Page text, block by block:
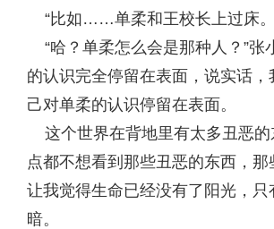
“比如……单柔和王校长上过床
“哈？单柔怎么会是那种人？”张
的认识完全停留在表面，说实话，
己对单柔的认识停留在表面。
这个世界在背地里有太多丑恶的
点都不想看到那些丑恶的东西，那
让我觉得生命已经没有了阳光，只
暗。